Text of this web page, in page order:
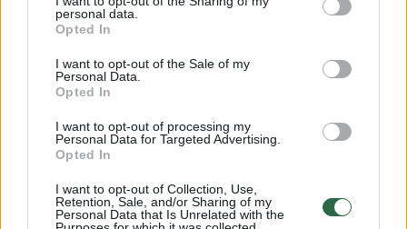
personal data.
Opted In
I want to opt-out of the Sale of my
Personal Data.
Opted In
I want to opt-out of processing my
Personal Data for Targeted Advertising.
Opted In
I want to opt-out of Collection, Use,
Retention, Sale, and/or Sharing of my
Personal Data that Is Unrelated with the
sotiesiems pusryčiams, tiek lengvai
vakarienei.